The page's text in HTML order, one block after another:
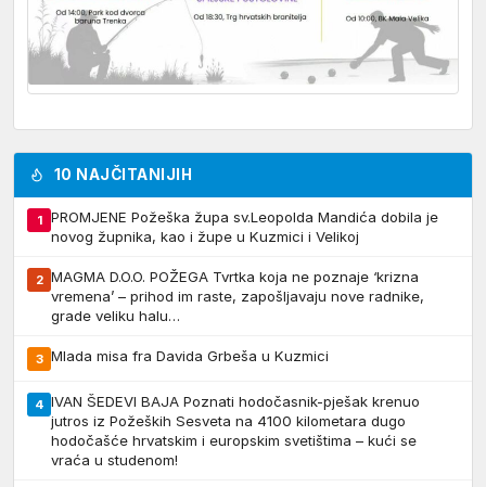
10 NAJČITANIJIH
1
PROMJENE Požeška župa sv.Leopolda Mandića dobila je
novog župnika, kao i župe u Kuzmici i Velikoj
2 MAGMA D.O.O. POŽEGA Tvrtka koja ne poznaje ‘krizna
vremena’ – prihod im raste, zapošljavaju nove radnike,
grade veliku halu…
3 Mlada misa fra Davida Grbeša u Kuzmici
4 IVAN ŠEDEVI BAJA Poznati hodočasnik-pješak krenuo
jutros iz Požeških Sesveta na 4100 kilometara dugo
hodočašće hrvatskim i europskim svetištima – kući se
vraća u studenom!